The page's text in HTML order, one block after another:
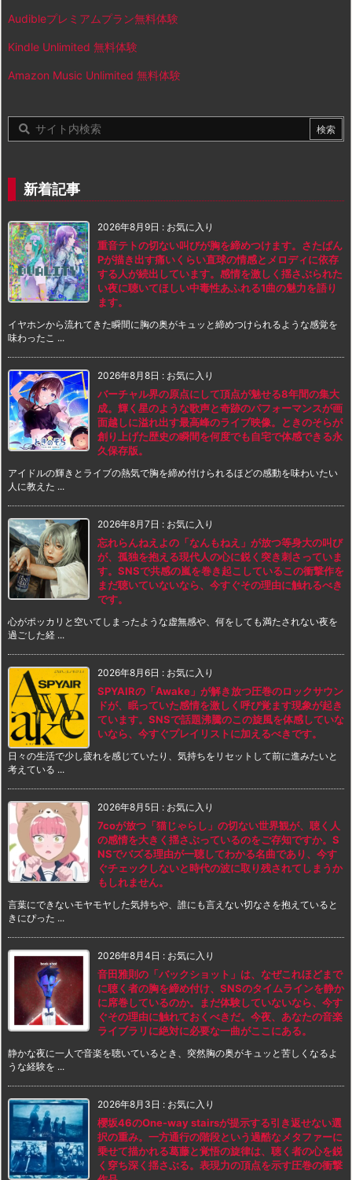
Audibleプレミアムプラン無料体験
Kindle Unlimited 無料体験
Amazon Music Unlimited 無料体験
新着記事
2026年8月9日 : お気に入り
重音テトの切ない叫びが胸を締めつけます。さたぱん
Pが描き出す痛いくらい直球の情感とメロディに依存
する人が続出しています。感情を激しく揺さぶられた
い夜に聴いてほしい中毒性あふれる1曲の魅力を語り
ます。
イヤホンから流れてきた瞬間に胸の奥がキュッと締めつけられるような感覚を
味わったこ ...
2026年8月8日 : お気に入り
バーチャル界の原点にして頂点が魅せる8年間の集大
成。輝く星のような歌声と奇跡のパフォーマンスが画
面越しに溢れ出す最高峰のライブ映像。ときのそらが
創り上げた歴史の瞬間を何度でも自宅で体感できる永
久保存版。
アイドルの輝きとライブの熱気で胸を締め付けられるほどの感動を味わいたい
人に教えた ...
2026年8月7日 : お気に入り
忘れらんねえよの「なんもねえ」が放つ等身大の叫び
が、孤独を抱える現代人の心に鋭く突き刺さっていま
す。SNSで共感の嵐を巻き起こしているこの衝撃作を
まだ聴いていないなら、今すぐその理由に触れるべき
です。
心がポッカリと空いてしまったような虚無感や、何をしても満たされない夜を
過ごした経 ...
2026年8月6日 : お気に入り
SPYAIRの「Awake」が解き放つ圧巻のロックサウン
ドが、眠っていた感情を激しく呼び覚ます現象が起き
ています。SNSで話題沸騰のこの旋風を体感していな
いなら、今すぐプレイリストに加えるべきです。
日々の生活で少し疲れを感じていたり、気持ちをリセットして前に進みたいと
考えている ...
2026年8月5日 : お気に入り
7coが放つ「猫じゃらし」の切ない世界観が、聴く人
の感情を大きく揺さぶっているのをご存知ですか。S
NSでバズる理由が一聴してわかる名曲であり、今す
ぐチェックしないと時代の波に取り残されてしまうか
もしれません。
言葉にできないモヤモヤした気持ちや、誰にも言えない切なさを抱えていると
きにぴった ...
2026年8月4日 : お気に入り
音田雅則の「バックショット」は、なぜこれほどまで
に聴く者の胸を締め付け、SNSのタイムラインを静か
に席巻しているのか。まだ体験していないなら、今す
ぐその理由に触れておくべきだ。今夜、あなたの音楽
ライブラリに絶対に必要な一曲がここにある。
静かな夜に一人で音楽を聴いているとき、突然胸の奥がキュッと苦しくなるよ
うな経験を ...
2026年8月3日 : お気に入り
櫻坂46のOne-way stairsが提示する引き返せない選
択の重み。一方通行の階段という過酷なメタファーに
乗せて描かれる葛藤と覚悟の旋律は、聴く者の心を鋭
く穿ち深く揺さぶる。表現力の頂点を示す圧巻の衝撃